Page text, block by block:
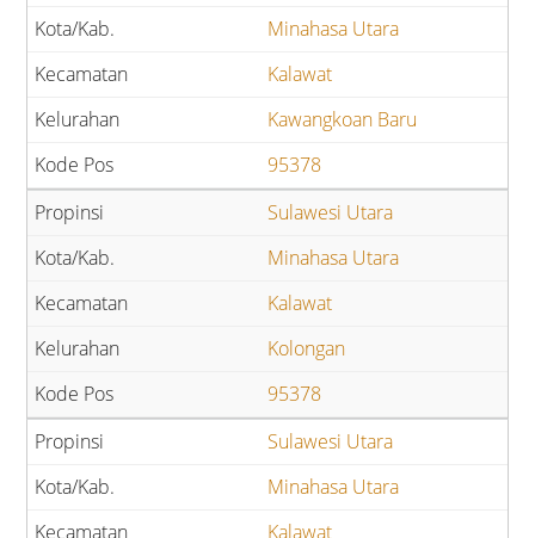
Minahasa Utara
Kalawat
Kawangkoan Baru
95378
Sulawesi Utara
Minahasa Utara
Kalawat
Kolongan
95378
Sulawesi Utara
Minahasa Utara
Kalawat